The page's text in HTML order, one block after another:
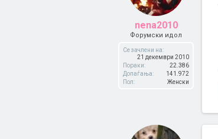
nena2010
Форумски идол
Се зачлени на:
21 декември 2010
Пораки:
22.386
Допаѓања:
141.972
Пол:
Женски